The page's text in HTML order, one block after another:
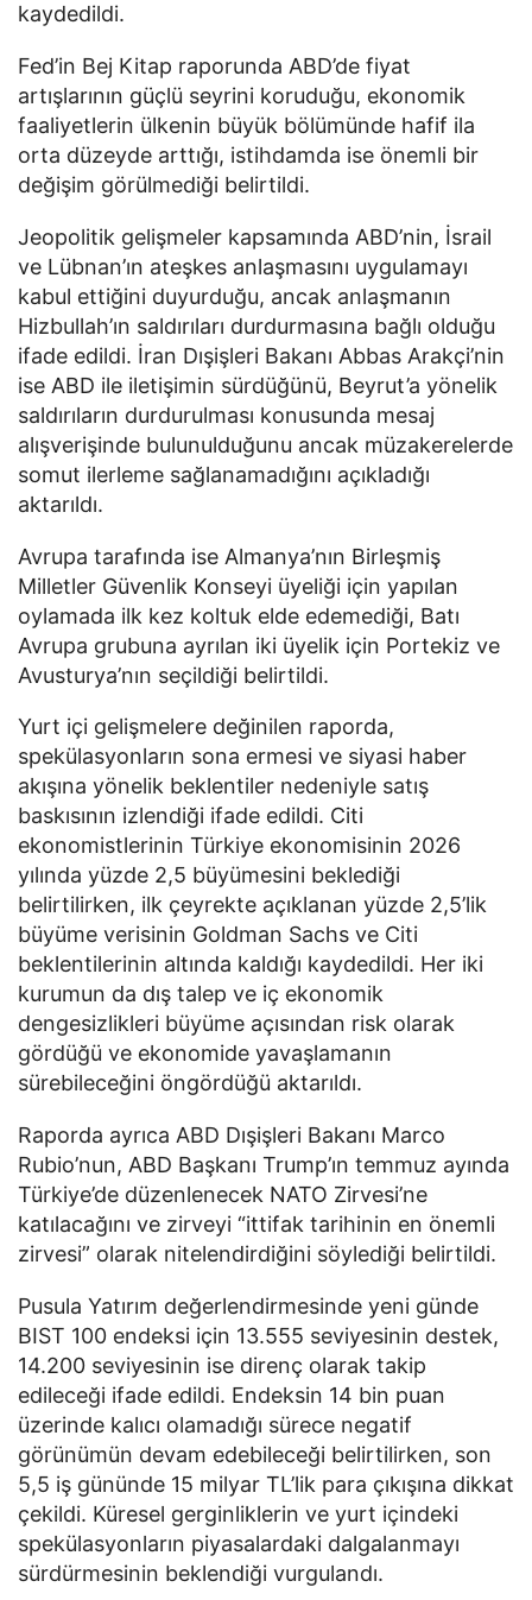
kaydedildi.
Fed’in Bej Kitap raporunda ABD’de fiyat
artışlarının güçlü seyrini koruduğu, ekonomik
faaliyetlerin ülkenin büyük bölümünde hafif ila
orta düzeyde arttığı, istihdamda ise önemli bir
değişim görülmediği belirtildi.
Jeopolitik gelişmeler kapsamında ABD’nin, İsrail
ve Lübnan’ın ateşkes anlaşmasını uygulamayı
kabul ettiğini duyurduğu, ancak anlaşmanın
Hizbullah’ın saldırıları durdurmasına bağlı olduğu
ifade edildi. İran Dışişleri Bakanı Abbas Arakçi’nin
ise ABD ile iletişimin sürdüğünü, Beyrut’a yönelik
saldırıların durdurulması konusunda mesaj
alışverişinde bulunulduğunu ancak müzakerelerde
somut ilerleme sağlanamadığını açıkladığı
aktarıldı.
Avrupa tarafında ise Almanya’nın Birleşmiş
Milletler Güvenlik Konseyi üyeliği için yapılan
oylamada ilk kez koltuk elde edemediği, Batı
Avrupa grubuna ayrılan iki üyelik için Portekiz ve
Avusturya’nın seçildiği belirtildi.
Yurt içi gelişmelere değinilen raporda,
spekülasyonların sona ermesi ve siyasi haber
akışına yönelik beklentiler nedeniyle satış
baskısının izlendiği ifade edildi. Citi
ekonomistlerinin Türkiye ekonomisinin 2026
yılında yüzde 2,5 büyümesini beklediği
belirtilirken, ilk çeyrekte açıklanan yüzde 2,5’lik
büyüme verisinin Goldman Sachs ve Citi
beklentilerinin altında kaldığı kaydedildi. Her iki
kurumun da dış talep ve iç ekonomik
dengesizlikleri büyüme açısından risk olarak
gördüğü ve ekonomide yavaşlamanın
sürebileceğini öngördüğü aktarıldı.
Raporda ayrıca ABD Dışişleri Bakanı Marco
Rubio’nun, ABD Başkanı Trump’ın temmuz ayında
Türkiye’de düzenlenecek NATO Zirvesi’ne
katılacağını ve zirveyi “ittifak tarihinin en önemli
zirvesi” olarak nitelendirdiğini söylediği belirtildi.
Pusula Yatırım değerlendirmesinde yeni günde
BIST 100 endeksi için 13.555 seviyesinin destek,
14.200 seviyesinin ise direnç olarak takip
edileceği ifade edildi. Endeksin 14 bin puan
üzerinde kalıcı olamadığı sürece negatif
görünümün devam edebileceği belirtilirken, son
5,5 iş gününde 15 milyar TL’lik para çıkışına dikkat
çekildi. Küresel gerginliklerin ve yurt içindeki
spekülasyonların piyasalardaki dalgalanmayı
sürdürmesinin beklendiği vurgulandı.